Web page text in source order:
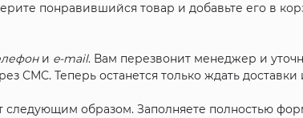
понравившийся товар и добавьте его в
и e-mail. Вам перезвонит менеджер и
СМС. Теперь останется только ждать доставки
образом. Заполняете полностью